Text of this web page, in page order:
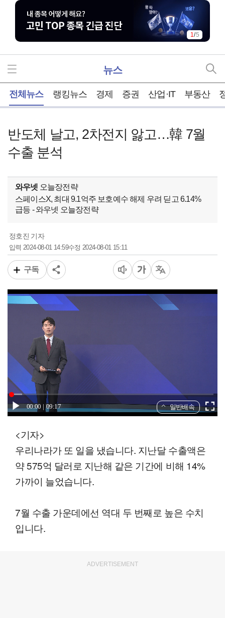
1/5
뉴스
전체뉴스 랭킹뉴스 경제 증권 산업·IT 부동산
반도체 날고, 2차전지 앓고…韓 7월
수출 분석
와우넷 오늘장전략
스페이스X, 최대 9.1억주 보호예수 해제 우려 딛고 6.14%
급등 - 와우넷 오늘장전략
정호진 기자
입력2024-08-01 14:59수정 2024-08-01 15:11
구독
00:00 09:17 일반배속
<기자>
우리나라가 또 일을 냈습니다. 지난달 수출액은
약 575억 달러로 지난해 같은 기간에 비해 14%
가까이 늘었습니다.
7월 수출 가운데에선 역대 두 번째로 높은 수치
입니다.
ADVERTISEMENT